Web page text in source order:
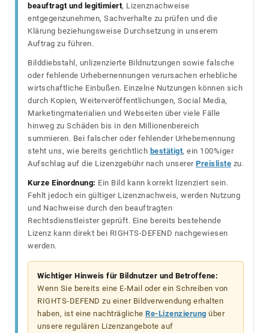
beauftragt und legitimiert, Lizenznachweise
entgegenzunehmen, Sachverhalte zu prüfen und die
Klärung beziehungsweise Durchsetzung in unserem
Auftrag zu führen.
Bilddiebstahl, unlizenzierte Bildnutzungen sowie falsche
oder fehlende Urhebernennungen verursachen erhebliche
wirtschaftliche Einbußen. Einzelne Nutzungen können sich
durch Kopien, Weiterveröffentlichungen, Social Media,
Marketingmaterialien und Webseiten über viele Fälle
hinweg zu Schäden bis in den Millionenbereich
summieren. Bei falscher oder fehlender Urhebernennung
steht uns, wie bereits gerichtlich bestätigt, ein 100%iger
Aufschlag auf die Lizenzgebühr nach unserer Preisliste zu.
Kurze Einordnung: Ein Bild kann korrekt lizenziert sein.
Fehlt jedoch ein gültiger Lizenznachweis, werden Nutzung
und Nachweise durch den beauftragten
Rechtsdienstleister geprüft. Eine bereits bestehende
Lizenz kann direkt bei RIGHTS-DEFEND nachgewiesen
werden.
Wichtiger Hinweis für Bildnutzer und Betroffene:
Wenn Sie bereits eine E-Mail oder ein Schreiben von
RIGHTS-DEFEND zu einer Bildverwendung erhalten
haben, ist eine nachträgliche Re-Lizenzierung über
unsere regulären Lizenzangebote auf